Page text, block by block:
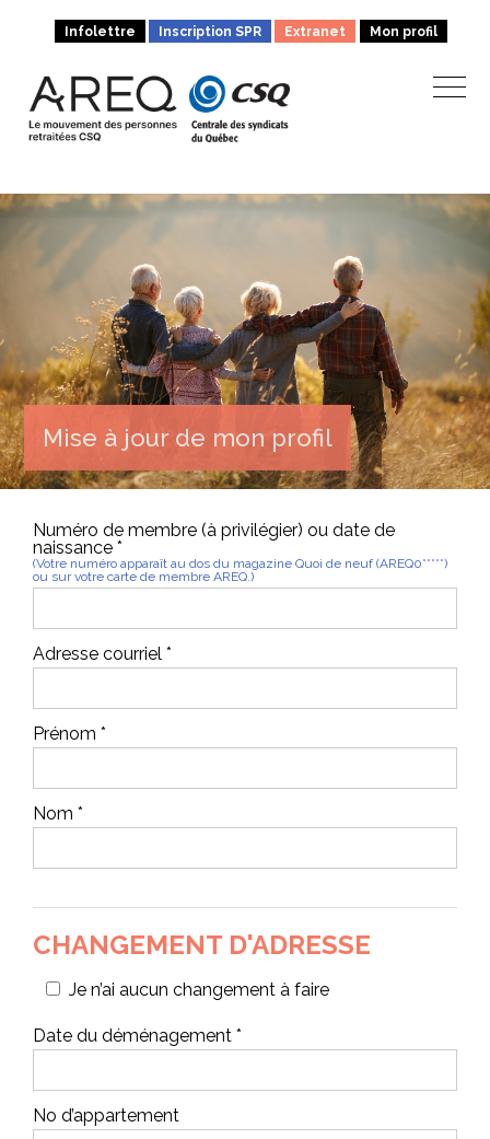
Infolettre Inscription SPR Extranet Mon profil
Mise à jour de mon profil
Numéro de membre (à privilégier) ou date de
naissance *
(Votre numéro apparaît au dos du magazine Quoi de neuf (AREQ0*****)
ou sur votre carte de membre AREQ.)
Adresse courriel *
Prénom *
Nom *
CHANGEMENT D'ADRESSE
Je n’ai aucun changement à faire
Date du déménagement *
No d’appartement